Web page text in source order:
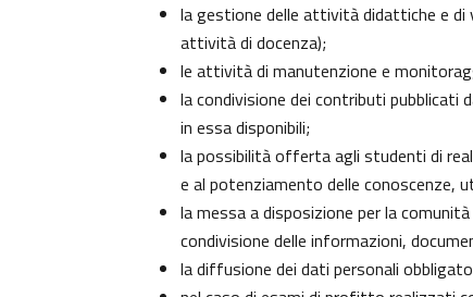
la gestione delle attività didattiche e di
attività di docenza);
le attività di manutenzione e
la condivisione dei contributi
in essa disponibili;
la possibilità offerta agli studenti di
e al potenziamento delle conoscenze,
la messa a disposizione per la
condivisione delle informazioni,
la diffusione dei dati personali